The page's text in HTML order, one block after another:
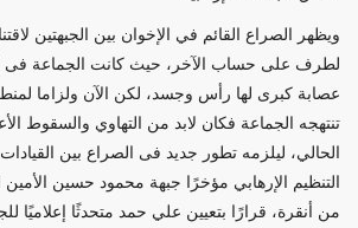
ويظهر الصراع القائم في الإخوان بين الجبهتين
لطرف على حساب الآخر، حيث كانت الجماعة فى
عصابة كبرى لها رأس وجسد، لكن الآن ولزاما
تنتهجه الجماعة فكان لابد من التهاوي والسقوط
الحالي، ليلزمه تطور جديد فى الصراع بين
التنظيم الإرهابي مؤخرًا جبهة محمود حسين الأمين
من أنقرة، قرارًا بتعيين علي حمد متحدثًا إعلاميًا